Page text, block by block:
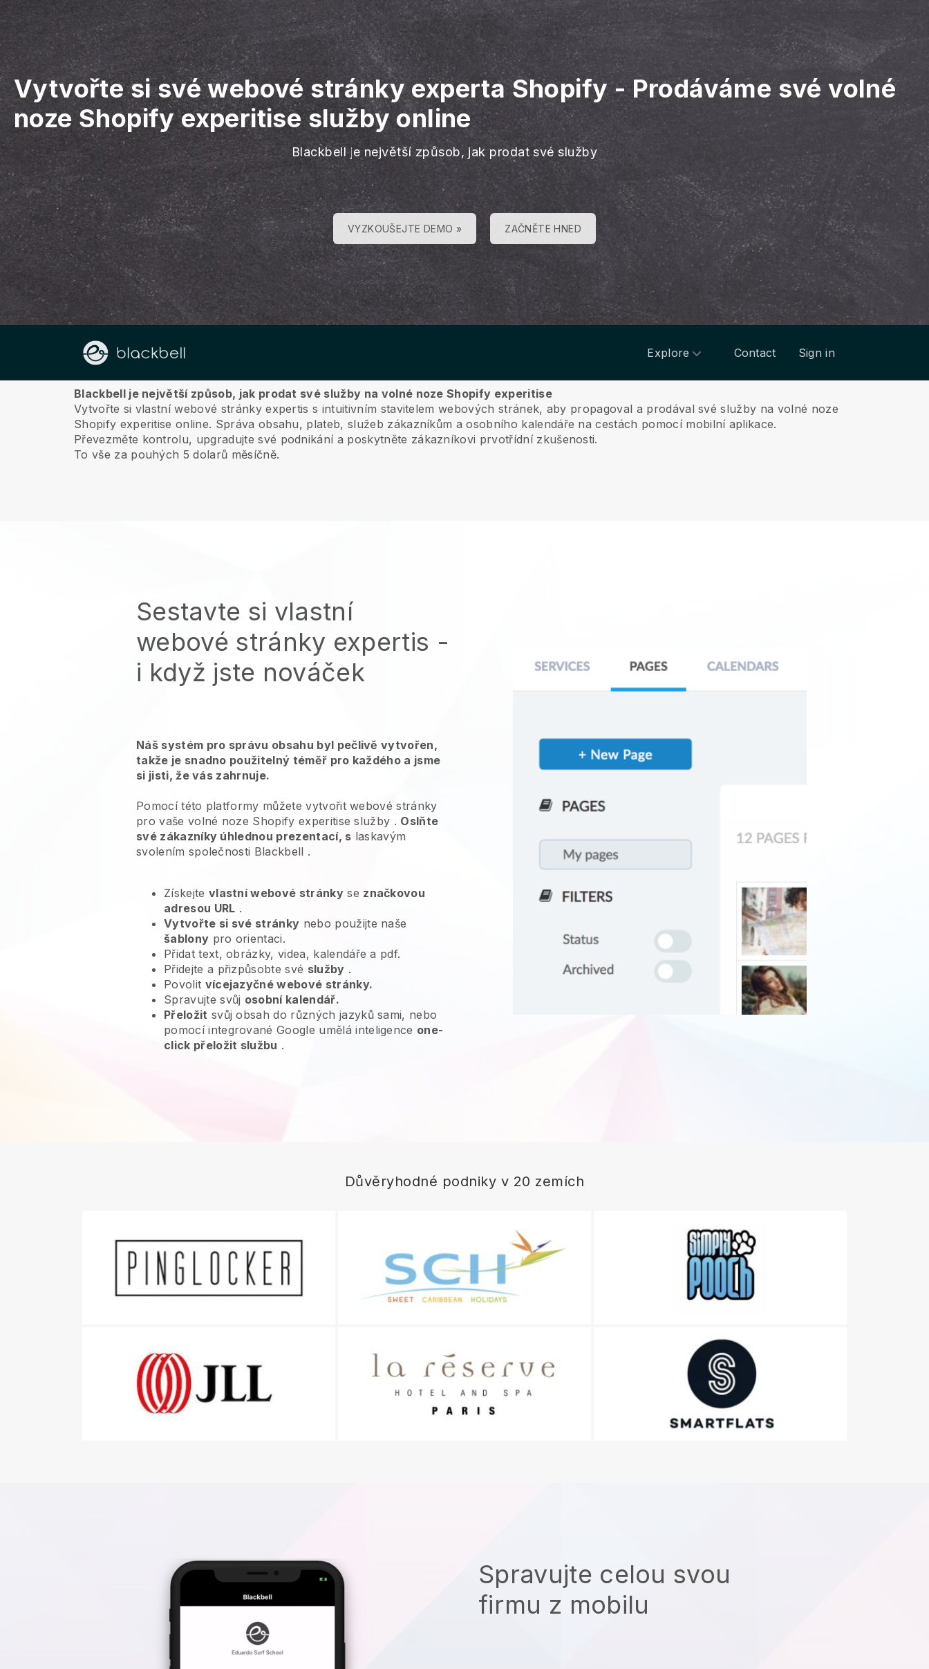
Vytvořte si své webové stránky experta Shopify-Prodáváme své volné
noze Shopify experitise služby online
Blackbell je největší způsob, jak prodat své služby
VYZKOUŠEJTE DEMO » ZAČNĚTE HNED
Explore Contact Sign in
O nás
Blackbell je největší způsob, jak prodat své služby na volné noze Shopify experitise
Vytvořte si vlastní webové stránky expertis s intuitivním stavitelem webových stránek, aby propagoval a prodával své služby na volné noze
Shopify experitise online. Správa obsahu, plateb, služeb zákazníkům a osobního kalendáře na cestách pomocí mobilní aplikace.
Převezměte kontrolu, upgradujte své podnikání a poskytněte zákazníkovi prvotřídní zkušenosti.
To vše za pouhých 5 dolarů měsíčně.
Sestavte si vlastní
webové stránky expertis -
i když jste nováček
Náš systém pro správu obsahu byl pečlivě vytvořen,
takže je snadno použitelný téměř pro každého a jsme
si jisti, že vás zahrnuje.
Pomocí této platformy můžete vytvořit webové stránky
provaše volné noze Shopify experitise služby . Oslňte
své zákazníky úhlednou prezentací, s laskavým
svolením společnosti Blackbell .
Získejte vlastní webové stránkyse značkovou
adresou URL .
Vytvořte si své stránky nebo použijte naše
šablony pro orientaci.
Přidat text, obrázky, videa, kalendáře a pdf.
Přidejte a přizpůsobte své služby .
Povolit vícejazyčné webové stránky.
Spravujte svůj osobní kalendář.
Přeložit svůj obsah do různých jazyků sami, nebo
pomocí integrované Google umělá inteligence one-
click přeložit službu .
Důvěryhodné podniky v 20 zemích
Spravujte celou svou
firmu z mobilu